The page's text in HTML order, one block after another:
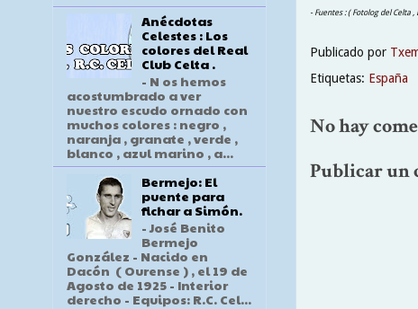
- Fuentes : ( Fotolog del Celta
Publicado por
Etiquetas: España
No hay
Publicar un
Anécdotas
Celestes : Los
colores del Real
Club Celta .
- N os hemos
acostumbrado a ver
nuestro escudo ornado con
muchos colores : negro ,
naranja , granate , verde ,
blanco , azul marino , a...
Bermejo: El
puente para
fichar a Simón.
- José Benito
Bermejo
González - Nacido en
Dacón ( Ourense ) , el 19 de
Agosto de 1925 - Interior
derecho - Equipos: R.C. Cel...